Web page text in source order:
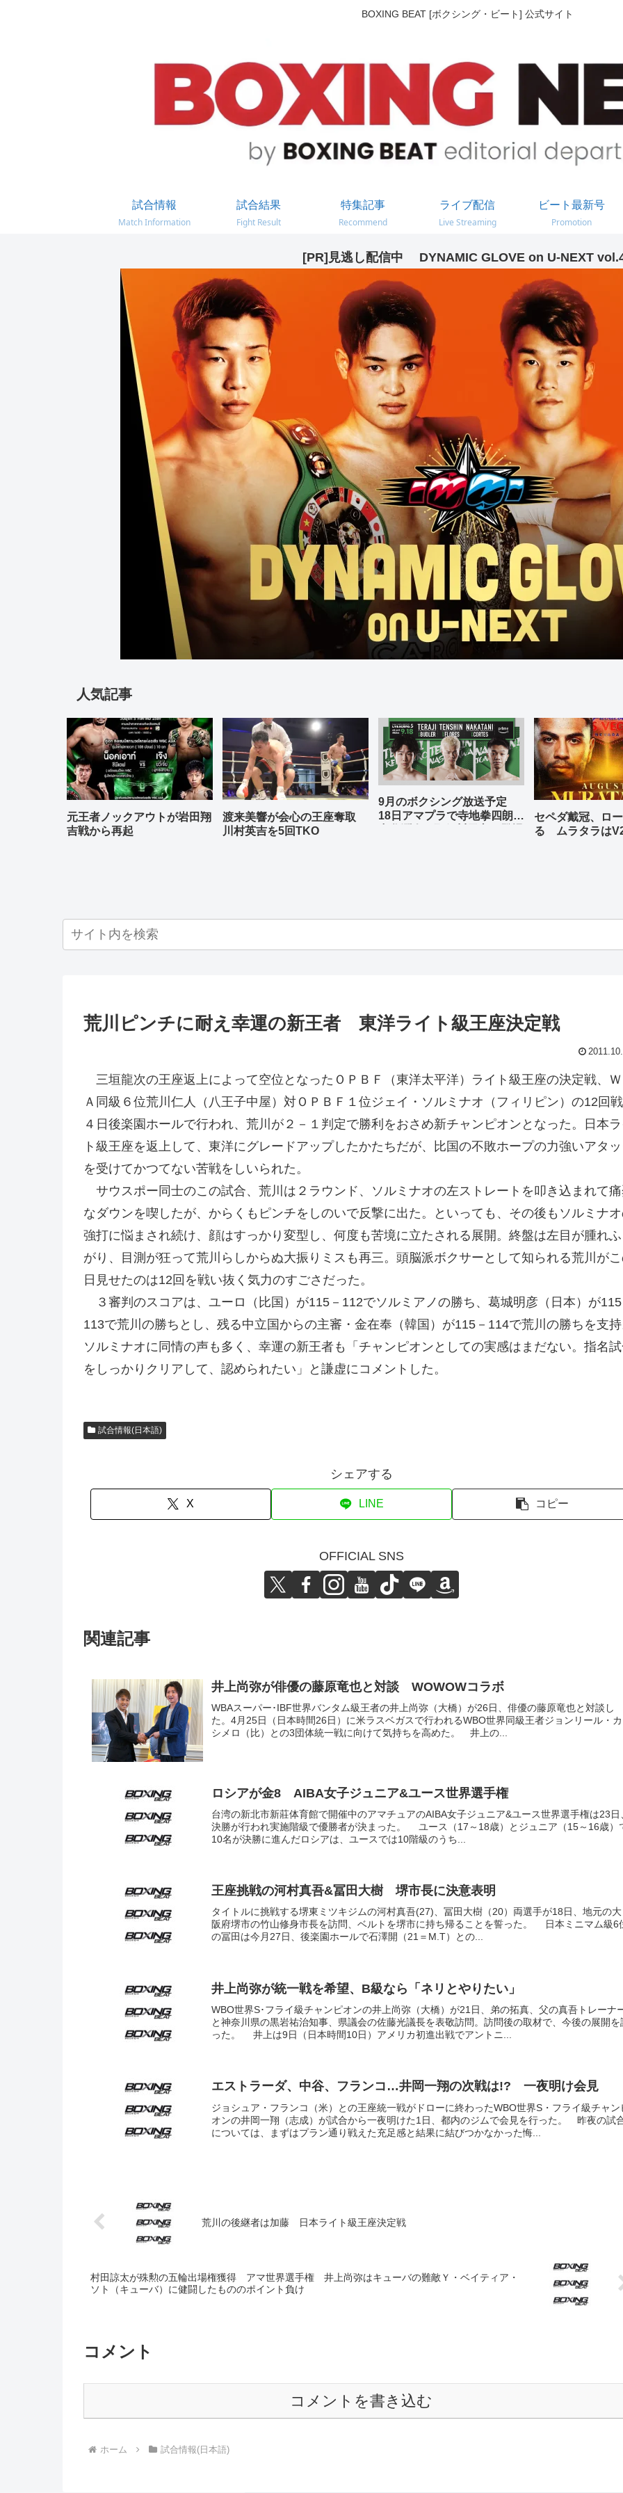
BOXING BEAT [ボクシング・ビート] 公式サイト
試合情報
Match Information
試合結果
Fight Result
特集記事
Recommend
ライブ配信
Live Streaming
ビート最新号
Promotion
[PR]見逃し配信中 DYNAMIC GLOVE on U-NEXT
人気記事
元王者ノックアウトが岩田翔
吉戦から再起
渡来美響が会心の王座奪取
川村英吉を5回TKO
9月のボクシング放送予定
18日アマプラで寺地拳四朗、
セペダ戴冠、ロ
る ムラタラは
荒川ピンチに耐え幸運の新王者 東洋ライト級王座決定戦
三垣龍次の王座返上によって空位となったＯＰＢＦ（東洋太平洋）ライト級王座の決定戦、
Ａ同級６位荒川仁人（八王子中屋）対ＯＰＢＦ１位ジェイ・ソルミナオ（フィリピン）の12回
４日後楽園ホールで行われ、荒川が２－１判定で勝利をおさめ新チャンピオンとなった。日本
ト級王座を返上して、東洋にグレードアップしたかたちだが、比国の不敗ホープの力強いアタ
を受けてかつてない苦戦をしいられた。
サウスポー同士のこの試合、荒川は２ラウンド、ソルミナオの左ストレートを叩き込まれて
なダウンを喫したが、からくもピンチをしのいで反撃に出た。といっても、その後もソルミナ
強打に悩まされ続け、顔はすっかり変型し、何度も苦境に立たされる展開。終盤は左目が腫れ
がり、目測が狂って荒川らしからぬ大振りミスも再三。頭脳派ボクサーとして知られる荒川が
日見せたのは12回を戦い抜く気力のすごさだった。
３審判のスコアは、ユーロ（比国）が115－112でソルミアノの勝ち、葛城明彦（日本）が
113で荒川の勝ちとし、残る中立国からの主審・金在奉（韓国）が115－114で荒川の勝ちを支
ソルミナオに同情の声も多く、幸運の新王者も「チャンピオンとしての実感はまだない。指名
をしっかりクリアして、認められたい」と謙虚にコメントした。
試合情報(日本語)
シェアする
X LINE コピー
OFFICIAL SNS
関連記事
井上尚弥が俳優の藤原竜也と対談 WOWOWコラボ
WBAスーパー･IBF世界バンタム級王者の井上尚弥（大橋）が26日、俳優の藤原竜也と対談し
た。4月25日（日本時間26日）に米ラスベガスで行われるWBO世界同級王者ジョンリール・カ
シメロ（比）との3団体統一戦に向けて気持ちを高めた。 井上の...
ロシアが金8 AIBA女子ジュニア&ユース世界選手権
台湾の新北市新莊体育館で開催中のアマチュアのAIBA女子ジュニア&ユース世界選手権は23日
決勝が行われ実施階級で優勝者が決まった。 ユース（17～18歳）とジュニア（15～16歳）
10名が決勝に進んだロシアは、ユースでは10階級のうち...
王座挑戦の河村真吾&冨田大樹 堺市長に決意表明
タイトルに挑戦する堺東ミツキジムの河村真吾(27)、冨田大樹（20）両選手が18日、地元の大
阪府堺市の竹山修身市長を訪問、ベルトを堺市に持ち帰ることを誓った。 日本ミニマム級6
の冨田は今月27日、後楽園ホールで石澤開（21＝M.T）との...
井上尚弥が統一戦を希望、B級なら「ネリとやりたい」
WBO世界S･フライ級チャンピオンの井上尚弥（大橋）が21日、弟の拓真、父の真吾トレーナ
と神奈川県の黒岩祐治知事、県議会の佐藤光議長を表敬訪問。訪問後の取材で、今後の展開を
った。 井上は9日（日本時間10日）アメリカ初進出戦でアントニ...
エストラーダ、中谷、フランコ…井岡一翔の次戦は!? 一夜明け会見
ジョシュア・フランコ（米）との王座統一戦がドローに終わったWBO世界S・フライ級チャン
オンの井岡一翔（志成）が試合から一夜明けた1日、都内のジムで会見を行った。 昨夜の試
については、まずはプラン通り戦えた充足感と結果に結びつかなかった悔...
荒川の後継者は加藤 日本ライト級王座決定戦
村田諒太が殊勲の五輪出場権獲得 アマ世界選手権 井上尚弥はキューバの難敵Ｙ・ベイティア・
ソト（キューバ）に健闘したもののポイント負け
コメント
コメントを書き込む
ホーム 試合情報(日本語)